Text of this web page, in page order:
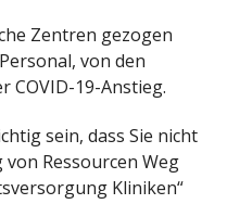
Zentren gezogen
von den
COVID-19-Anstieg.
sein, dass Sie nicht
Ressourcen Weg
Kliniken“